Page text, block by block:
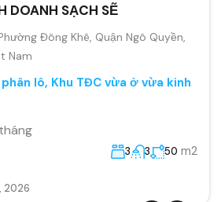
DOANH SẠCH SẼ
Đông Khê, Quận Ngô Quyền,
Nam
lô, Khu TĐC vừa ở vừa kinh
3 3 50 m2
2026